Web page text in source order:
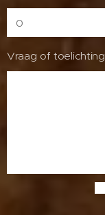
Vraag of toelichting